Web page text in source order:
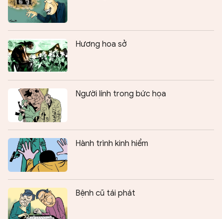
Hương hoa sở
Người lính trong bức họa
Hành trình kinh hiểm
Bệnh cũ tái phát